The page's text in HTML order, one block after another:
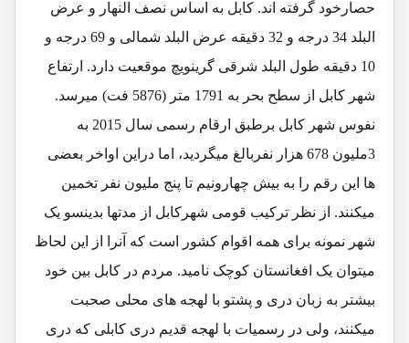
حصارخود گرفته اند. کابل به اساس نصف النهار و عرض
البلد 34 درجه و 32 دقیقه عرض البلد شمالی و 69 درجه و
10 دقیقه طول البلد شرقی گرینویچ موقعیت دارد. ارتفاع
شهر کابل از سطح بحر به 1791 متر (5876 فت) میرسد.
نفوس شهر کابل برطبق ارقام رسمی سال 2015 به
3ملیون 678 هزار نفربالغ میگردید، اما دراین اواخر بعضی
ها این رقم را به بیش چهارونیم تا پنج ملیون نفر تخمین
میکنند. از نظر ترکیب قومی شهرکابل از مدتها بدینسو یک
شهر نمونه برای همه اقوام کشور است که آنرا از این لحاظ
میتوان یک افغانستان کوچک نامید. مردم در کابل بین خود
بیشتر به زبان دری و پشتو با لهجه های محلی صحبت
میکنند، ولی در رسمیات با لهجه قدیم دری کابلی که دری